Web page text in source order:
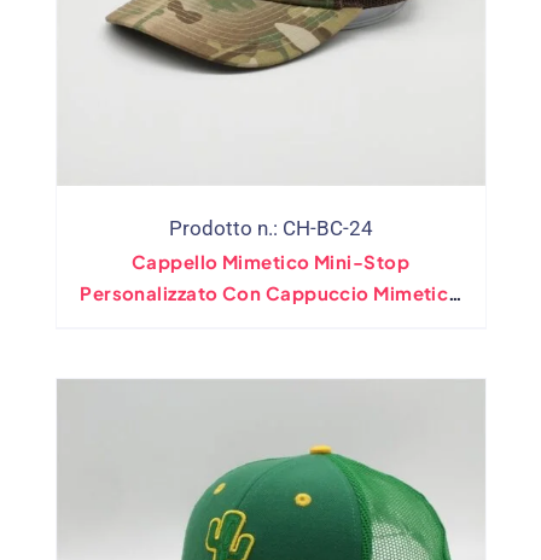
Prodotto n.: CH-BC-24
Cappello Mimetico Mini-Stop
Personalizzato Con Cappuccio Mimetico